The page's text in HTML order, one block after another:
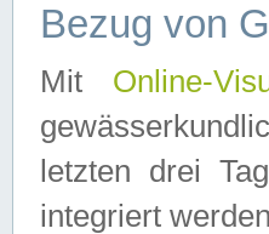
Bezug von
Mit Online-
letzten drei
integriert